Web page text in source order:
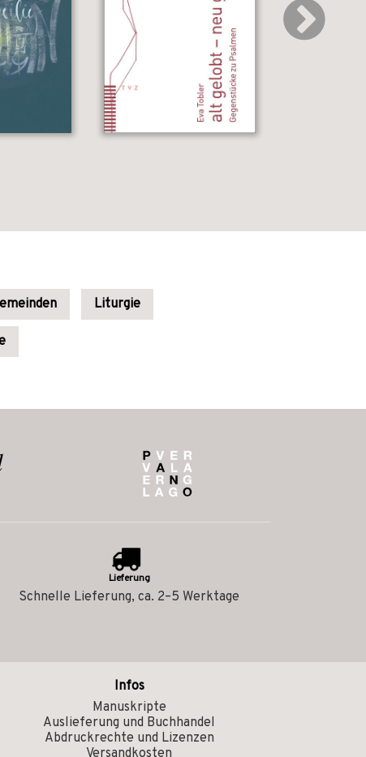
Liturgie
Lieferung
Schnelle Lieferung, ca. 2–5 Werktage
Infos
Manuskripte
Auslieferung und Buchhandel
Abdruckrechte und Lizenzen
Versandkosten